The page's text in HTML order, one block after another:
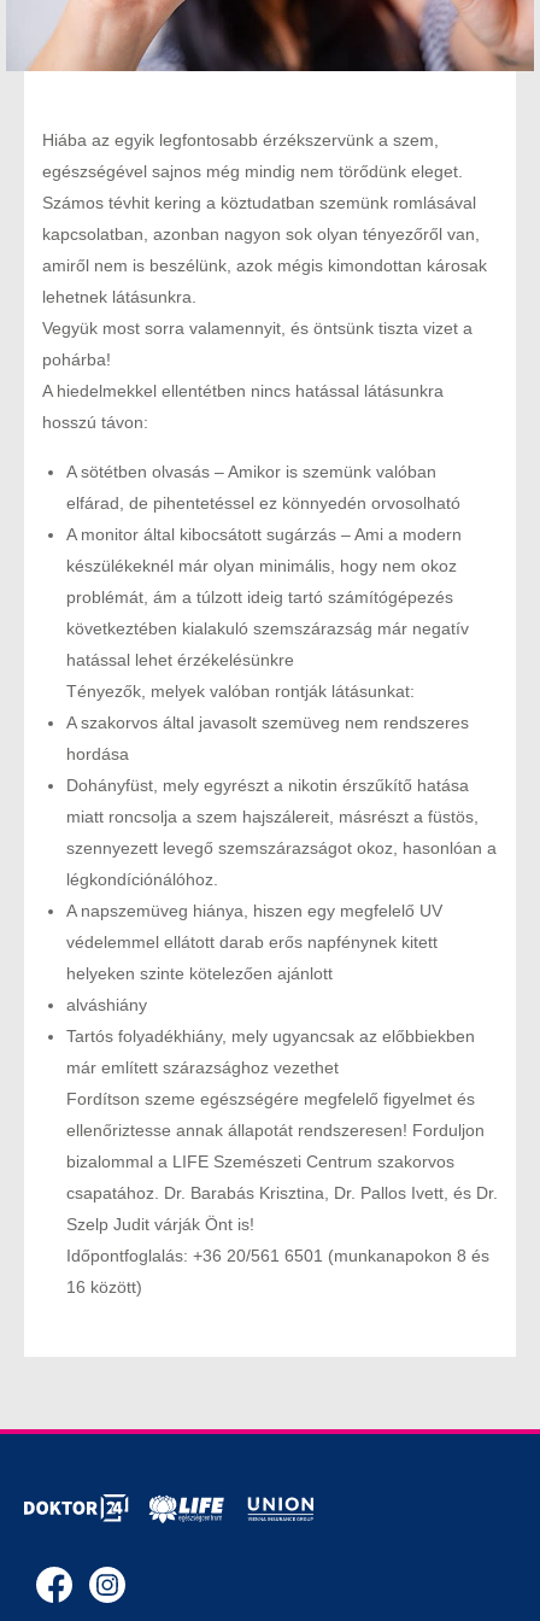
Hiába az egyik legfontosabb érzékszervünk a szem,
egészségével sajnos még mindig nem törődünk eleget.
Számos tévhit kering a köztudatban szemünk romlásával
kapcsolatban, azonban nagyon sok olyan tényezőről van,
amiről nem is beszélünk, azok mégis kimondottan károsak
lehetnek látásunkra.
Vegyük most sorra valamennyit, és öntsünk tiszta vizet a
pohárba!
A hiedelmekkel ellentétben nincs hatással látásunkra
hosszú távon:
A sötétben olvasás – Amikor is szemünk valóban
elfárad, de pihentetéssel ez könnyedén orvosolható
A monitor által kibocsátott sugárzás – Ami a modern
készülékeknél már olyan minimális, hogy nem okoz
problémát, ám a túlzott ideig tartó számítógépezés
következtében kialakuló szemszárazság már negatív
hatással lehet érzékelésünkre
Tényezők, melyek valóban rontják látásunkat:
A szakorvos által javasolt szemüveg nem rendszeres
hordása
Dohányfüst, mely egyrészt a nikotin érszűkítő hatása
miatt roncsolja a szem hajszálereit, másrészt a füstös,
szennyezett levegő szemszárazságot okoz, hasonlóan a
légkondíciónálóhoz.
A napszemüveg hiánya, hiszen egy megfelelő UV
védelemmel ellátott darab erős napfénynek kitett
helyeken szinte kötelezően ajánlott
alváshiány
Tartós folyadékhiány, mely ugyancsak az előbbiekben
már említett szárazsághoz vezethet
Fordítson szeme egészségére megfelelő figyelmet és
ellenőriztesse annak állapotát rendszeresen! Forduljon
bizalommal a LIFE Szemészeti Centrum szakorvos
csapatához. Dr. Barabás Krisztina, Dr. Pallos Ivett, és Dr.
Szelp Judit várják Önt is!
Időpontfoglalás: +36 20/561 6501 (munkanapokon 8 és
16 között)